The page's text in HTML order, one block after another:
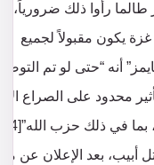
رأوا ذلك ضرورياً،
يكون مقبولاً لجميع
أنه “حتى لو تم
محدود على الصراع
بعد الإعلان عن